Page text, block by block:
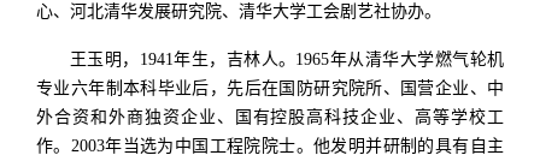
心、河北清华发展研究院、清华大学工会剧艺社协办。
王玉明，1941年生，吉林人。1965年从清华大学燃气轮机
专业六年制本科毕业后，先后在国防研究院所、国营企业、中
外合资和外商独资企业、国有控股高科技企业、高等学校工
作。2003年当选为中国工程院院士。他发明并研制的具有自主